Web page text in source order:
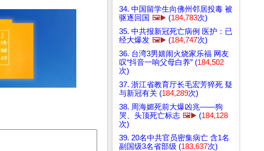
34. 中国留学生向佛州邻居投毒 被
驱逐回国 🖼️▶️ (184,783次)
35. 中共报新冠死亡病例 医护：已
经大爆发 🖼️▶️ (184,747次)
36. 台湾3男嬉闹火烧家乐福 网友
叹“抖音一响父母白养” (184,502
次)
37. 浙江省教育厅长毛宏芳猝死 疑
与新冠有关 (184,289次)
38. 周海媚死前大爆凶兆——狗
哭、头顶死亡标志 🖼️▶️ (184,128
次)
39. 20名中共官员密集病亡 含1名
副国级3名省部级 (183,637次)